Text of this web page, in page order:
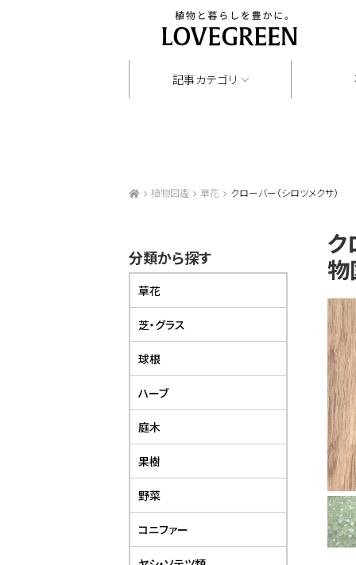
記事カテゴリ
植物図鑑 草花 クローバー（シロツメクサ）
ク
物
分類から探す
草花
芝・グラス
球根
ハーブ
庭木
果樹
野菜
コニファー